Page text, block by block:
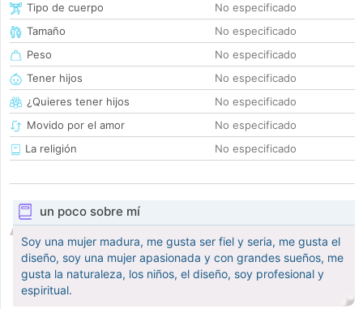
Tipo de cuerpo
No especificado
Tamaño
No especificado
Peso
No especificado
Tener hijos
No especificado
¿Quieres tener hijos
No especificado
Movido por el amor
No especificado
La religión
No especificado
un poco sobre mí
Soy una mujer madura, me gusta ser fiel y seria, me gusta el
diseño, soy una mujer apasionada y con grandes sueños, me
gusta la naturaleza, los niños, el diseño, soy profesional y
espiritual.